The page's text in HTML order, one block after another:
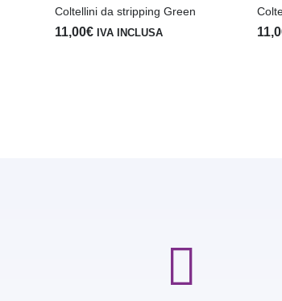
Coltellini da stripping Green
11,00€ IVA INCLUSA